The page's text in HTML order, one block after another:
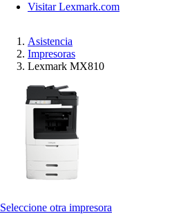
Visitar Lexmark.com
Asistencia
Impresoras
Lexmark MX810
Seleccione otra impresora